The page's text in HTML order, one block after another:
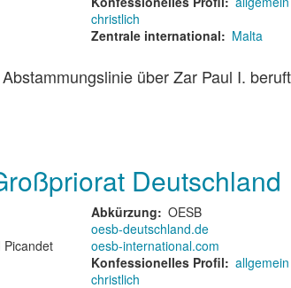
christlich
Zentrale international
Malta
über Zar Paul I.
Deutschland
Picandet
Abkürzung
OESB
oesb-deutschland.de
oesb-international.com
Konfessionelles Profil
allgemein
christlich